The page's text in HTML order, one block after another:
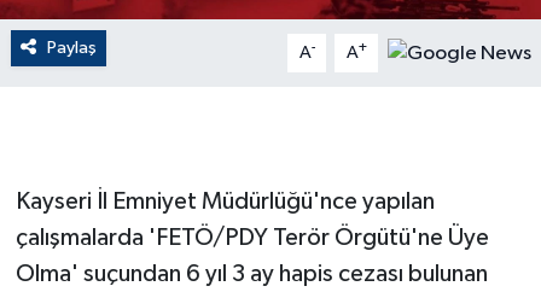
Paylaş A- A+
Kayseri İl Emniyet Müdürlüğü'nce yapılan
çalışmalarda 'FETÖ/PDY Terör Örgütü'ne Üye
Olma' suçundan 6 yıl 3 ay hapis cezası bulunan
English News
Gayrimenkul
GENEL